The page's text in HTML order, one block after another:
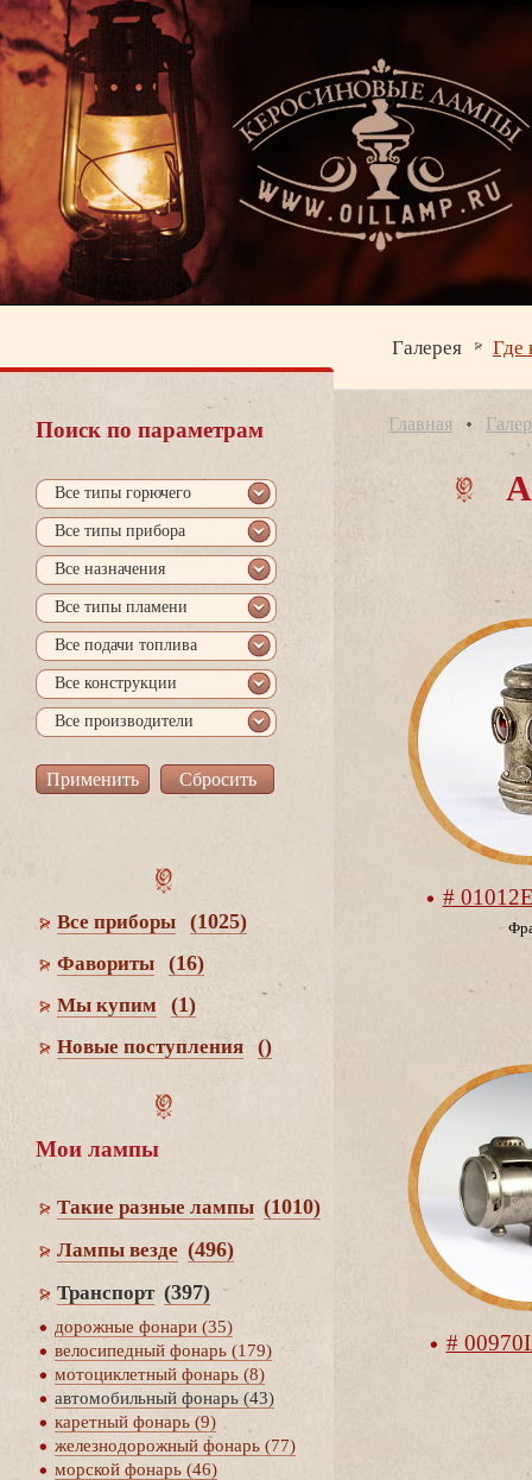
Галерея Где
Поиск по параметрам
се типы горючего
се типы прибора
се назначения
се типы пламени
се подачи топлива
се конструкции
се производители
се приборы (1025)
Фавориты (16)
Мы купим (1)
Новые поступления ()
Мои лампы
Такие разные лампы (1010)
Лампы везде (496)
Транспорт (397)
дорожные фонари (35)
елосипедный фонарь (179)
мотоциклетный фонарь (8)
автомобильный фонарь (43)
каретный фонарь (9)
железнодорожный фонарь (77)
морской фонарь (46)
Главная
#
#